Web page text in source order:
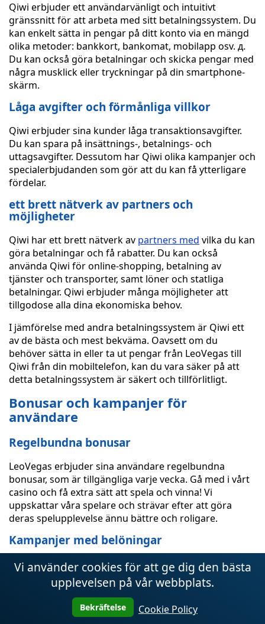
Qiwi erbjuder ett användarvänligt och intuitivt
gränssnitt för att arbeta med sitt betalningssystem. Du
kan enkelt sätta in pengar på ditt konto via en mängd
olika metoder: bankkort, bankomat, mobilapp osv. д.
Du kan också göra betalningar och skicka pengar med
några musklick eller tryckningar på din smartphone-
skärm.
Låga avgifter och förmånliga villkor
Qiwi erbjuder sina kunder låga transaktionsavgifter.
Du kan spara på insättnings-, betalnings- och
uttagsavgifter. Dessutom har Qiwi olika kampanjer och
specialerbjudanden som gör att du kan få ytterligare
fördelar.
ett brett nätverk av partners och
möjligheter
Qiwi har ett brett nätverk av partners med vilka du kan
göra betalningar och få rabatter. Du kan också
använda Qiwi för online-shopping, betalning av
tjänster och transporter, samt löner och statliga
betalningar. Qiwi erbjuder många möjligheter att
tillgodose alla dina ekonomiska behov.
I jämförelse med andra betalningssystem är Qiwi ett
av de bästa och mest bekväma. Oavsett om du
behöver sätta in eller ta ut pengar från LeoVegas till
Qiwi från din mobiltelefon, kan du vara säker på att
detta betalningssystem är säkert och tillförlitligt.
Bonusar och kampanjer för
användare
Regelbundna bonusar
LeoVegas erbjuder sina användare regelbundna
bonusar, som är tillgängliga varje vecka. Gå med i vårt
casino och få extra sätt att spela och vinna! Vi
uppskattar våra spelare och strävar efter att göra
deras spelupplevelse ännu bättre och roligare.
Kampanjer med belöningar
Våra belöningskampanjer ger dig en unik möjlighet att
vinna värdefulla gåvor. Delta i våra regelbundna
kampanjer och ha en chans att vinna kontanter eller
andra priser. Vi är glada att skämma bort våra
användare och ge dem ytterligare möjligheter till kul
Vi använder cookies för att ge dig den bästa
upplevelsen på vår webbplats.
Bekräftelse Cookie Policy